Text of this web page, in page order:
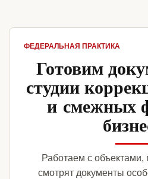
ФЕДЕРАЛЬНАЯ ПРАКТИКА
Готовим
студии
и смежных
Работаем с
смотрят документы